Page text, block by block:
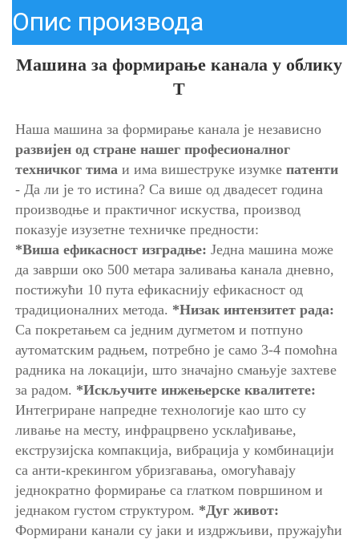
Опис производа
Машина за формирање канала у облику
Т
развијен од стране нашег професионалног
техничког тима и има вишеструке изумке
- Да ли је то истина? Са више од двадесет година
производње и практичног искуства, производ
показује изузетне техничке предности:
*Виша ефикасност изградње: Једна машина може
да заврши око 500 метара заливања канала дневно,
постижући 10 пута ефикаснију ефикасност од
традиционалних метода.
Са покретањем са једним дугметом и потпуно
аутоматским радњем, потребно је само 3-4 помоћна
радника на локацији, што значајно смањује захтеве
за радом.
Интегриране напредне технологије као што су
ливање на месту, инфрацрвено усклађивање,
екструзијска компакција, вибрација у комбинацији
са анти-крекингом убризгавања, омогућавају
једнократно формирање са глатком површином и
једнаком густом структуром.
Формирани канали су јаки и издржљиви, пружајући